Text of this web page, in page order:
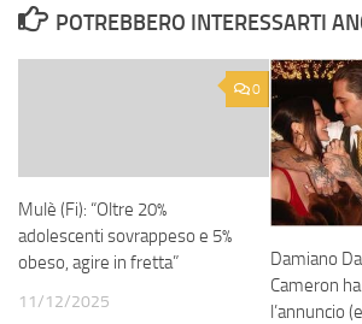
POTREBBERO INTERESSARTI
0
Mulè (Fi): “Oltre 20%
adolescenti sovrappeso e 5%
obeso, agire in fretta”
11/12/2025
Damiano
Cameron
l’annuncio